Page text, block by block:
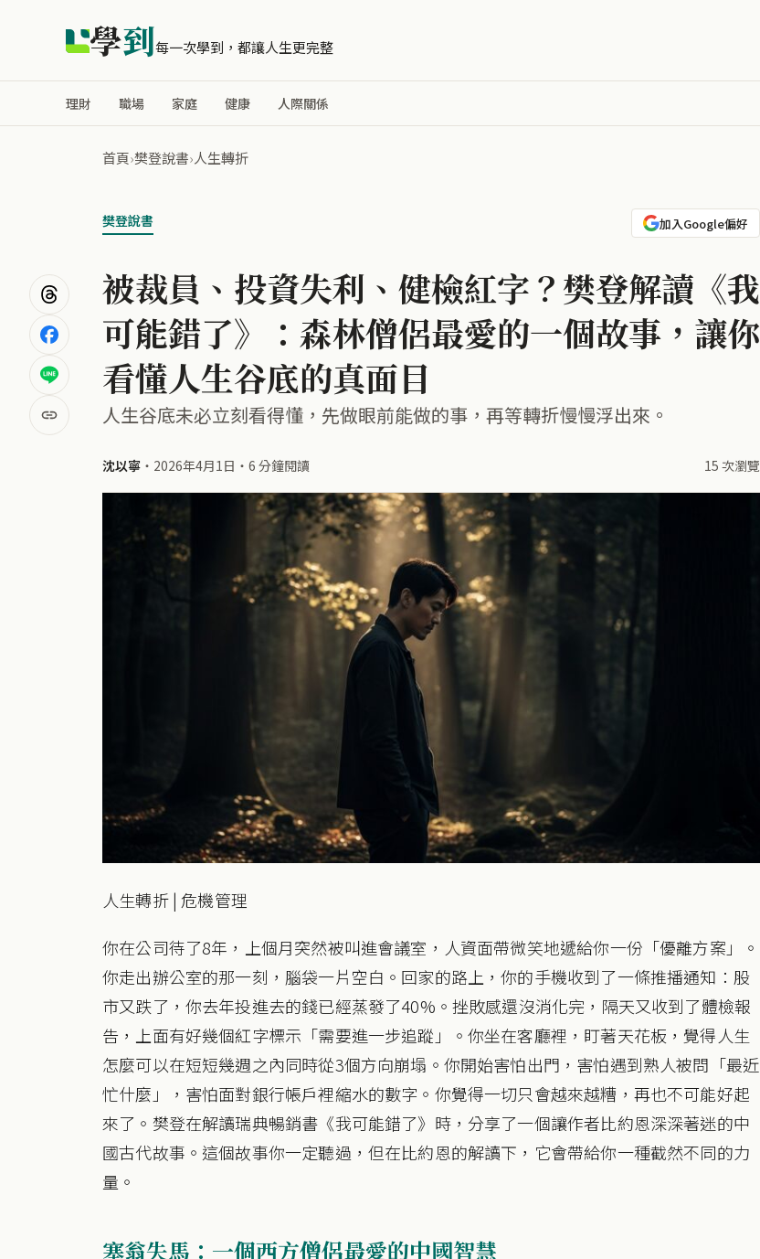
學到每一次學到，都讓人生更完整
理財 職場 家庭 健康 人際關係
首頁›樊登說書›人生轉折
樊登說書 加入Google偏好
被裁員、投資失利、健檢紅字？樊登解讀《我
可能錯了》：森林僧侶最愛的一個故事，讓你
看懂人生谷底的真面目
人生谷底未必立刻看得懂，先做眼前能做的事，再等轉折慢慢浮出來。
沈以寧 ・ 2026年4月1日 ・ 6 分鐘閱讀 15 次瀏覽
人生轉折 | 危機管理
你在公司待了8年，上個月突然被叫進會議室，人資面帶微笑地遞給你一份「優離方案」。
你走出辦公室的那一刻，腦袋一片空白。回家的路上，你的手機收到了一條推播通知：股
市又跌了，你去年投進去的錢已經蒸發了40%。挫敗感還沒消化完，隔天又收到了體檢報
告，上面有好幾個紅字標示「需要進一步追蹤」。你坐在客廳裡，盯著天花板，覺得人生
怎麼可以在短短幾週之內同時從3個方向崩塌。你開始害怕出門，害怕遇到熟人被問「最近
忙什麼」，害怕面對銀行帳戶裡縮水的數字。你覺得一切只會越來越糟，再也不可能好起
來了。樊登在解讀瑞典暢銷書《我可能錯了》時，分享了一個讓作者比約恩深深著迷的中
國古代故事。這個故事你一定聽過，但在比約恩的解讀下，它會帶給你一種截然不同的力
量。
塞翁失馬：一個西方僧侶最愛的中國智慧